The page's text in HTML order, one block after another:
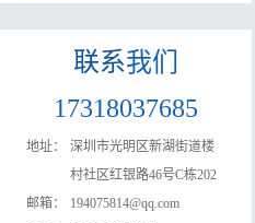
联系我们
17318037685
地址：
深圳市光明区新湖街道楼
村社区红银路46号C栋202
邮箱：
194075814@qq.com